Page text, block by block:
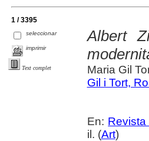
1 / 3395
seleccionar
imprimir
Text complet
Albert
Maria Gil
Gil i Tort,
En:
il. (Art)